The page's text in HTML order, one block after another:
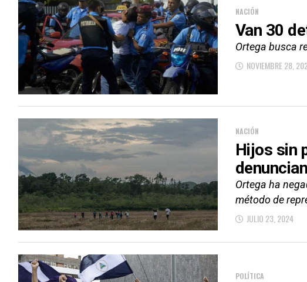
NACIÓN
Van 30
Ortega busca
NOVIEMBRE 28,
NACIÓN
Hijos sin
Ortega ha
método de
JULIO 23, 2024
POLÍTICA